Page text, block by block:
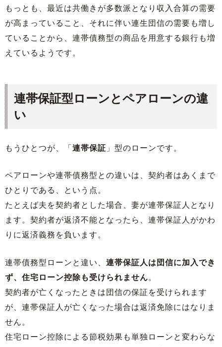
もっとも、最近は共働きが多数派となり収入合算の需要
が高まっていること、それに伴い連生団信の需要も増し
ていることから、連帯債務型の商品を用意する銀行も増
えているようです。
連帯保証型ローンとペアローンの違
い
もうひとつが、「 連帯保証 」型のローンです。
ペアローンや連帯債務型との違いは、契約者はあくまで
ひとりである、という点。
たとえば夫を契約者とした場合、妻が連帯保証人となり
ます。契約者が返済不能となったら、連帯保証人がかわ
りに返済義務を負います。
連帯債務型ローンと違い、 連帯保証人は団信に加入でき
ず、住宅ローン控除も受けられません。
契約者が亡くなったときは団信の保証を受けられます
が、連帯保証人が亡くなった場合は返済免除にはなりま
せん。
住宅ローン控除による節税効果も単独ローンと変わらな